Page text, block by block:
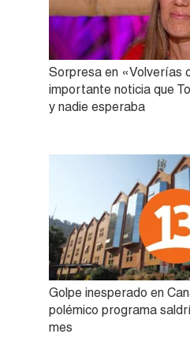
Sorpresa en «Volverías
importante noticia que
y nadie esperaba
Golpe inesperado en
polémico programa
mes